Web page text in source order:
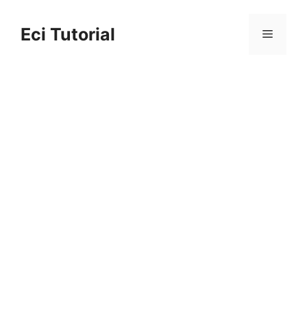
contentEci Tutorial Menu